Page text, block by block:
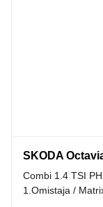
SKODA
Combi 1.4 TSI
1.Omistaja /